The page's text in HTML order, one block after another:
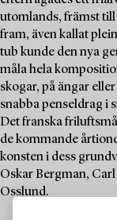
utomlands, främst
fram, även kallat
tub kunde den nya
måla hela
skogar, på ängar
snabba penseldrag i
Det franska
de kommande
konsten i dess
Oskar Bergman,
Osslund.